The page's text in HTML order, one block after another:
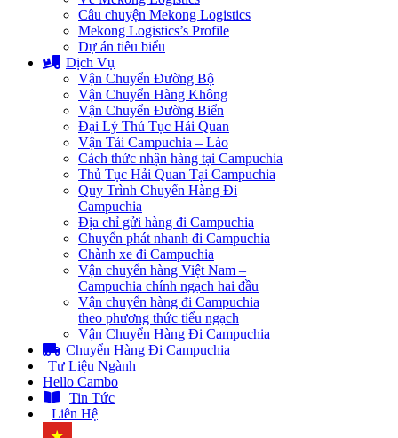
Câu chuyện Mekong Logistics
Mekong Logistics’s Profile
Dự án tiêu biểu
Dịch Vụ
Vận Chuyển Đường Bộ
Vận Chuyển Hàng Không
Vận Chuyển Đường Biển
Đại Lý Thủ Tục Hải Quan
Vận Tải Campuchia – Lào
Cách thức nhận hàng tại Campuchia
Thủ Tục Hải Quan Tại Campuchia
Quy Trình Chuyển Hàng Đi
Campuchia
Địa chỉ gửi hàng đi Campuchia
Chuyển phát nhanh đi Campuchia
Chành xe đi Campuchia
Vận chuyển hàng Việt Nam –
Campuchia chính ngạch hai đầu
Vận chuyển hàng đi Campuchia
theo phương thức tiểu ngạch
Vận Chuyển Hàng Đi Campuchia
Chuyển Hàng Đi Campuchia
Tư Liệu Ngành
Hello Cambo
Tin Tức
Liên Hệ